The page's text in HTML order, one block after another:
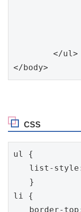
</body>
CSS
ul {
list-style:
}
li {
border-top: